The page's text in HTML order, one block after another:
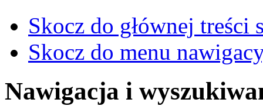
Skocz do głównej treści
Skocz do menu
Nawigacja i